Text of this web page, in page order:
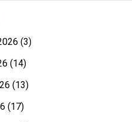
(3)
(14)
(13)
(17)